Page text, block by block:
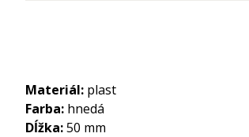
Materiál: plast
Farba: hnedá
Dĺžka:50 mm